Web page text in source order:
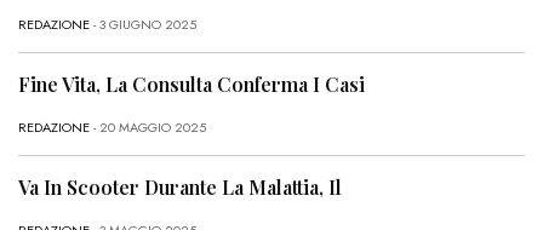
REDAZIONE- 3 GIUGNO 2025
Fine Vita, La Consulta Conferma I Casi
REDAZIONE- 20 MAGGIO 2025
Va In Scooter Durante La Malattia, Il